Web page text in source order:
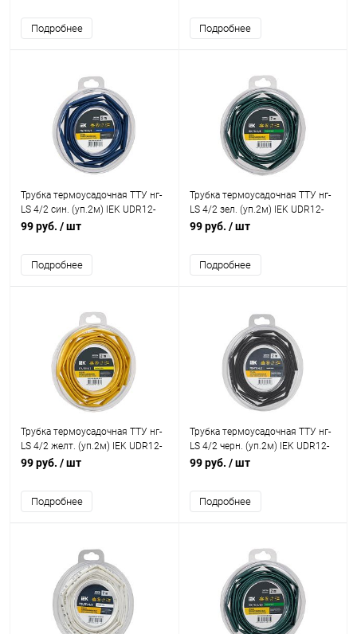
Подробнее Подробнее
Трубка термоусадочная ТТУ нг-
LS 4/2 син. (уп.2м) IEK UDR12-
004-002-002-K07-T
99 руб. / шт
Подробнее
Трубка термоусадочная ТТУ нг-
LS 4/2 зел. (уп.2м) IEK UDR12-
004-002-002-K06-T
99 руб. / шт
Подробнее
Трубка термоусадочная ТТУ нг-
LS 4/2 желт. (уп.2м) IEK UDR12-
004-002-002-K05-T
99 руб. / шт
Подробнее
Трубка термоусадочная ТТУ нг-
LS 4/2 черн. (уп.2м) IEK UDR12-
004-002-002-K02-T
99 руб. / шт
Подробнее